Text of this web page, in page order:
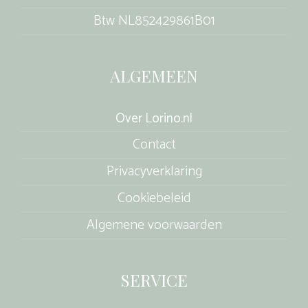
Btw NL852429861B01
ALGEMEEN
Over Lorino.nl
Contact
Privacyverklaring
Cookiebeleid
Algemene voorwaarden
SERVICE